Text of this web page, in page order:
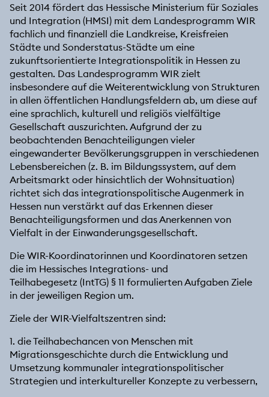
Seit 2014 fördert das Hessische Ministerium für Soziales
und Integration (HMSI) mit dem Landesprogramm WIR
fachlich und finanziell die Landkreise, Kreisfreien
Städte und Sonderstatus-Städte um eine
zukunftsorientierte Integrationspolitik in Hessen zu
gestalten. Das Landesprogramm WIR zielt
insbesondere auf die Weiterentwicklung von Strukturen
in allen öffentlichen Handlungsfeldern ab, um diese auf
eine sprachlich, kulturell und religiös vielfältige
Gesellschaft auszurichten. Aufgrund der zu
beobachtenden Benachteiligungen vieler
eingewanderter Bevölkerungsgruppen in verschiedenen
Lebensbereichen (z. B. im Bildungssystem, auf dem
Arbeitsmarkt oder hinsichtlich der Wohnsituation)
richtet sich das integrationspolitische Augenmerk in
Hessen nun verstärkt auf das Erkennen dieser
Benachteiligungsformen und das Anerkennen von
Vielfalt in der Einwanderungsgesellschaft.
Die WIR-Koordinatorinnen und Koordinatoren setzen
die im Hessisches Integrations- und
Teilhabegesetz (IntTG) § 11 formulierten Aufgaben Ziele
in der jeweiligen Region um.
Ziele der WIR-Vielfaltszentren sind:
1. die Teilhabechancen von Menschen mit
Migrationsgeschichte durch die Entwicklung und
Umsetzung kommunaler integrationspolitischer
Strategien und interkultureller Konzepte zu verbessern,